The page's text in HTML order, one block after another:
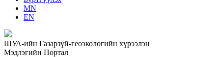
MN
EN
ШУА-ийн Газарзүй-геоэкологийн хүрээлэн
Мэдлэгийн Портал